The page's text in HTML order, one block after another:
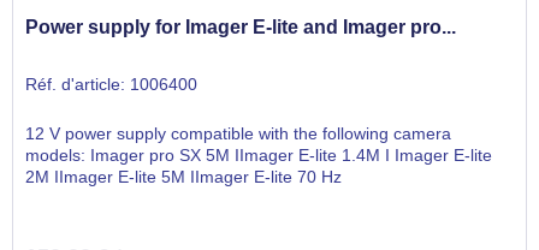
Power supply for Imager E-lite and Imager pro...
Réf. d'article: 1006400
12 V power supply compatible with the following camera
models: Imager pro SX 5M IImager E-lite 1.4M I Imager E-lite
2M IImager E-lite 5M IImager E-lite 70 Hz